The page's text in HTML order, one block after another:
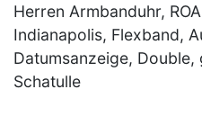
Herren Armbanduhr,
Indianapolis, Flexband,
Datumsanzeige,
Schatulle